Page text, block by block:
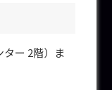
ー 2階）ま